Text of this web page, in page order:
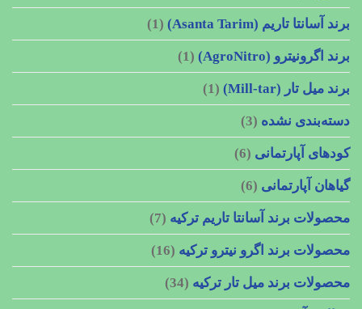
برند آسانتا تاریم (Asanta Tarim)
(1)
برند اگرونیترو (AgroNitro)
(1)
برند میل تار (Mill-tar)
(1)
دسته‌بندی نشده (3)
کودهای آپارتمانی (6)
گیاهان آپارتمانی (6)
محصولات برند آسانتا تاریم ترکیه (7)
محصولات برند اگرو نیترو ترکیه (16)
محصولات برند میل تار ترکیه (34)